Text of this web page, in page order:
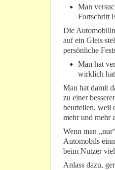
Man
Fortschritt
Die
auf ein Gleis
persönliche
Man hat
wirklich
Man hat damit
zu einer
beurteilen, weil
mehr und mehr
Wenn man
Automobils
beim Nutzer
Anlass dazu,